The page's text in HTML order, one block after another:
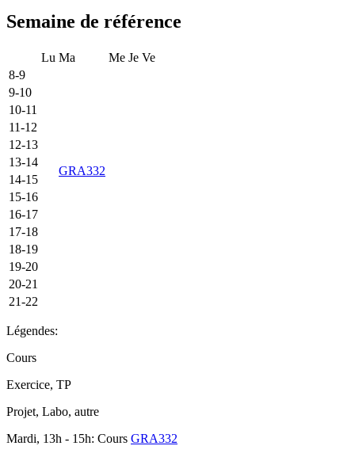
Semaine de référence
Lu Ma Me Je Ve
8-9
9-10
10-11
11-12
12-13
13-14
GRA332
14-15
15-16
16-17
17-18
18-19
19-20
20-21
21-22
Légendes:
Cours
Exercice, TP
Projet, Labo, autre
Mardi, 13h - 15h: Cours GRA332